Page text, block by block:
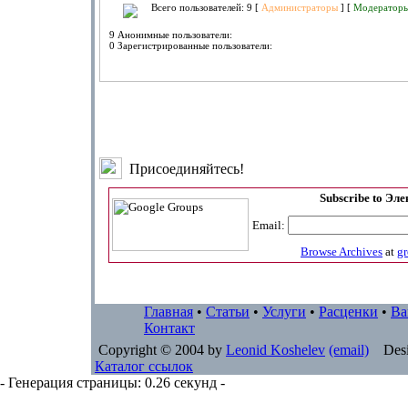
Всего пользователей: 9 [ Администраторы ] [
9 Анонимные пользователи:
0 Зарегистрированные пользователи:
Присоединяйтесь!
Subscribe to
Email:
Browse Archives at
Главная • Статьи • Услуги • Расценки •
Контакт
Copyright © 2004 by Leonid Koshelev (email)
Каталог ссылок
- Генерация страницы: 0.26 секунд -